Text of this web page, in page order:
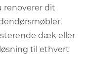
renoverer dit
dæk eller
til ethvert